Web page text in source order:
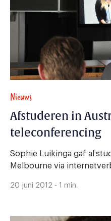
Nieuws
Afstuderen in
teleconferencing
Sophie Luikinga gaf
Melbourne via
20 juni 2012 - 1 min.